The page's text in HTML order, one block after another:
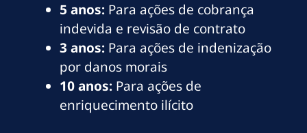
5 anos: Para ações de cobrança
indevida e revisão de contrato
3 anos: Para ações de indenização
por danos morais
10 anos: Para ações de
enriquecimento ilícito